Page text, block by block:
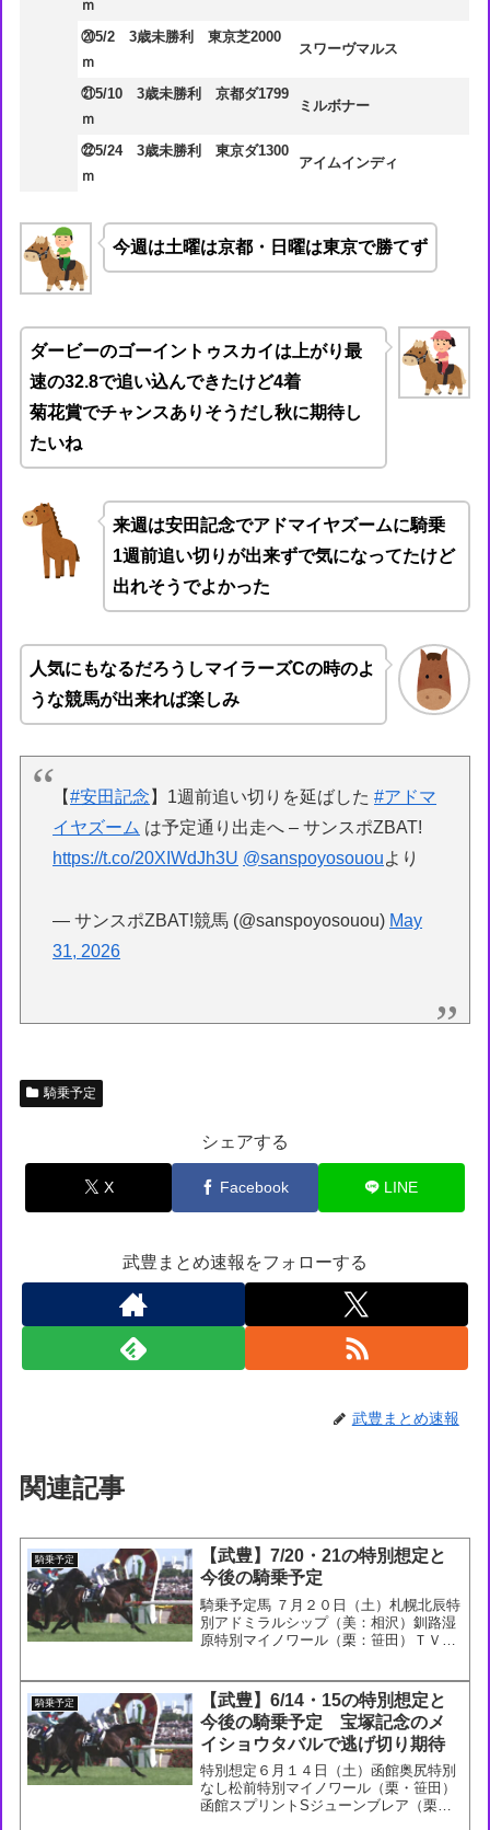
ｍ
⑳5/2 3歳未勝利 東京芝2000
ｍ
スワーヴマルス
㉑5/10 3歳未勝利 京都ダ1799
ｍ
ミルボナー
㉒5/24 3歳未勝利 東京ダ1300
ｍ
アイムインディ
今週は土曜は京都・ 日曜は東京で勝てず
ダービーのゴーイントゥスカイは上がり最
速の32.8で追い込んできたけど4着
菊花賞でチャンスありそうだし秋に期待し
たいね
来週は安田記念でアドマイヤズームに騎乗
1週前追い切りが出来ずで気になってたけど
出れそうでよかった
人気にもなるだろうしマイラーズCの時のよ
うな競馬が出来れば楽しみ
【#安田記念 】1週前追い切りを延ばした#アドマ
イヤズーム は予定通り出走へ – サンスポZBAT!
https://t.co/20XIWdJh3U @sanspoyosououより
— サンスポZBAT!競馬 (@sanspoyosouou) May
31, 2026
騎乗予定
シェアする
X Facebook LINE
武豊まとめ速報をフォローする
武豊まとめ速報
関連記事
騎乗予定
【武豊】7/20・21の特別想定と
今後の騎乗予定
騎乗予定馬 ７月２０日（土）札幌北辰特
別アドミラルシップ（美：相沢）釧路湿
原特別マイノワール（栗：笹田）ＴＶｈ
（栗：羽月）大倉山特別なししらかばＳ
ゾンニッヒ（栗：池江）今...
騎乗予定
【武豊】6/14・15の特別想定と
今後の騎乗予定 宝塚記念のメ
イショウタバルで逃げ切り期待
特別想定６月１４日（土）函館奥尻特別
なし松前特別マイノワール（栗・笹田）
函館スプリントSジューンブレア（栗・